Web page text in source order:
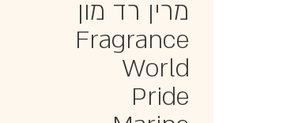
מרין רד מון
Fragrance
World
Pride